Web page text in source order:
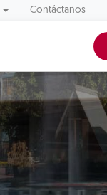
Contáctanos